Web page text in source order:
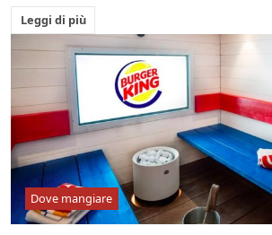
Leggi di più
Dove mangiare